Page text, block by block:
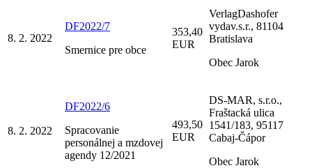
8. 2. 2022
DF2022/7
Smernice pre obce
353,40
EUR
VerlagDashofer
vydav.s.r., 81104
Bratislava
Obec Jarok
8. 2. 2022
DF2022/6
Spracovanie
personálnej a mzdovej
agendy 12/2021
493,50
EUR
DS-MAR, s.r.o.,
Fraštacká ulica
1541/183, 95117
Cabaj-Čápor
Obec Jarok